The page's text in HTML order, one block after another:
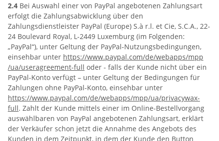
2.4 Bei Auswahl einer von PayPal angebotenen Zahlungsart
erfolgt die Zahlungsabwicklung über den
Zahlungsdienstleister PayPal (Europe) S.à r.l. et Cie, S.C.A., 22-
24 Boulevard Royal, L-2449 Luxemburg (im Folgenden:
„PayPal“), unter Geltung der PayPal-Nutzungsbedingungen,
einsehbar unter https://www.paypal.com/de/webapps/mpp
/ua/useragreement-full oder - falls der Kunde nicht über ein
PayPal-Konto verfügt – unter Geltung der Bedingungen für
Zahlungen ohne PayPal-Konto, einsehbar unter
https://www.paypal.com/de/webapps/mpp/ua/privacywax-
full. Zahlt der Kunde mittels einer im Online-Bestellvorgang
auswählbaren von PayPal angebotenen Zahlungsart, erklärt
der Verkäufer schon jetzt die Annahme des Angebots des
Kunden in dem Zeitpunkt, in dem der Kunde den Button